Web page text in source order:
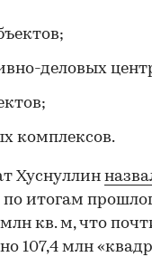
деловых
комплексов.
Хуснуллин
итогам
кв. м, что
107,4 млн